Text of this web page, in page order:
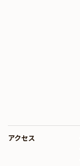
アクセス